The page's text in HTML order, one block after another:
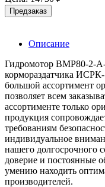
Предзаказ
Описание
Гидромотор ВМР80-2-
кормораздатчика
большой ассортимент
позволяет всем
ассортименте только
продукция
требованиям
индивидуальное
нашего долгосрочного
доверие и постоянные
умению находить
производителей.